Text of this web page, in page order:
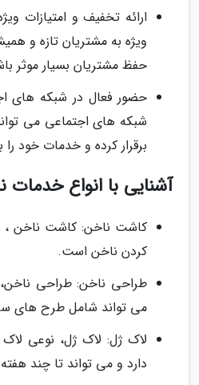
ارائه تخفیف و امتیازات
ویژه به مشتریان تازه و
حفظ مشتریان بسیار موثر
حضور فعال در شبکه های
شبکه های اجتماعی می
برقرار کرده و خدمات خود را
آشنایی با انواع خدمات
کاشت ناخن: کاشت ناخن ،
کردن ناخن است.
طراحی ناخن: طراحی ناخن،
می تواند شامل طرح های
لاک ژل: لاک ژل، نوعی لاک
دارد و می تواند تا چند